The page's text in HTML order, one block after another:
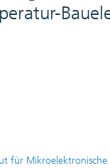
für Mikroelektronische